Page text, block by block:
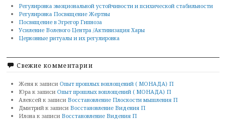
Регулировка эмоциональной устойчивости и психической стабильности
Регулировка Посвящение Жертвы
Посвящение в Эгрегор Гипноза
Усиление Волевого Центра /Активизация Хары
Церковные ритуалы и их регулировка
Свежие комментарии
Женя к записи Опыт прошлых воплощений ( МОНАДА) П
Юра к записи Опыт прошлых воплощений ( МОНАДА) П
Алексей к записи Восстановление Плоскости мышления П
Дмитрий к записи Восстановление Видения П
Илона к записи Восстановление Видения П